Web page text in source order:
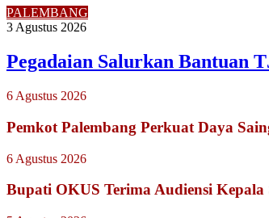
PALEMBANG
3 Agustus 2026
Pegadaian Salurkan Bantuan
6 Agustus 2026
Pemkot Palembang Perkuat Daya
6 Agustus 2026
Bupati OKUS Terima Audiensi